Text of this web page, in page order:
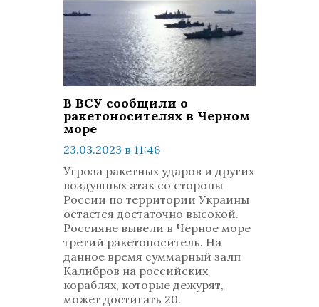
В ВСУ сообщили о
ракетоносителях в Черном
море
23.03.2023 в 11:46
комментариев: 0
Угроза ракетных ударов и других
воздушных атак со стороны
России по территории Украины
остается достаточно высокой.
Россияне вывели в Черное море
третий ракетоноситель. На
данное время суммарный залп
Калибров на российских
кораблях, которые дежурят,
может достигать 20.